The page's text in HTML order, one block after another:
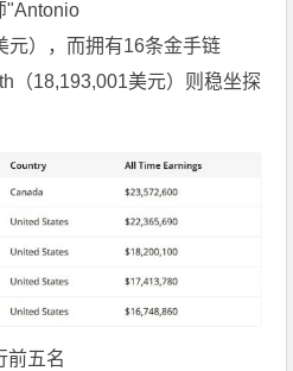
"Antonio
元），而拥有16条金手链
（18,193,001美元）则稳坐探
前五名